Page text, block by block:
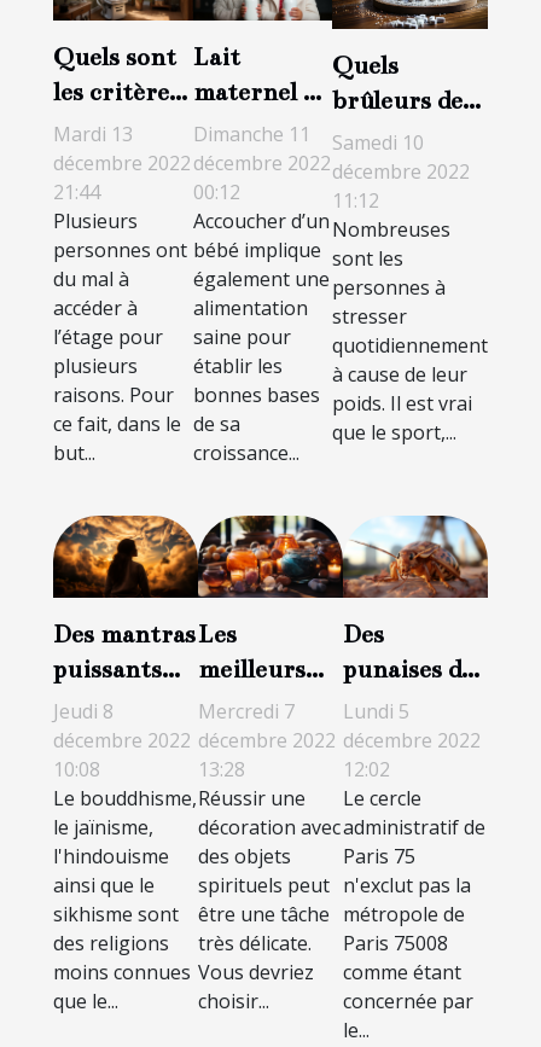
Quels sont
les critères
de choix
d’un
fauteuil
monte
escalier ?
Mardi 13
décembre 2022
21:44
Plusieurs
personnes ont
du mal à
accéder à
l’étage pour
plusieurs
raisons. Pour
ce fait, dans le
but...
Lait
maternel ou
lait
artificiel :
lequel
choisir
pour son
bébé ?
Dimanche 11
décembre 2022
00:12
Accoucher d’un
bébé implique
également une
alimentation
saine pour
établir les
bonnes bases
de sa
croissance...
Quels
brûleurs de
graisse
utiliser pour
garder la
forme ?
Samedi 10
décembre 2022
11:12
Nombreuses
sont les
personnes à
stresser
quotidiennement
à cause de leur
poids. Il est vrai
que le sport,...
Des mantras
puissants
pouvant
changer
votre vie
Jeudi 8
décembre 2022
10:08
Le bouddhisme,
le jaïnisme,
l'hindouisme
ainsi que le
sikhisme sont
des religions
moins connues
que le...
Les
meilleurs
objets
spirituels de
décoration
Mercredi 7
décembre 2022
13:28
Réussir une
décoration avec
des objets
spirituels peut
être une tâche
très délicate.
Vous devriez
choisir...
Des
punaises de
lit à Paris 8 :
ce qu'il faut
savoir pour
s'en
débarrasser
Lundi 5
décembre 2022
12:02
Le cercle
administratif de
Paris 75
n'exclut pas la
métropole de
Paris 75008
comme étant
concernée par
le...